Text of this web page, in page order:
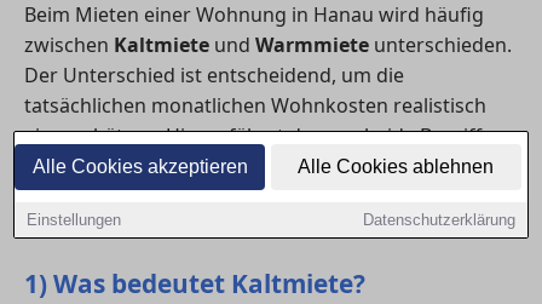
Alle Cookies akzeptieren Alle Cookies ablehnen
Einstellungen Datenschutzerklärung
Beim Mieten einer Wohnung in Hanau wird häufig
zwischen Kaltmiete und Warmmiete unterschieden.
Der Unterschied ist entscheidend, um die
tatsächlichen monatlichen Wohnkosten realistisch
einzuschätzen. Hier erfährst du, was beide Begriffe
genau bedeuten, welche Nebenkosten dazugehören
– und worauf du bei deiner Mietkalkulation achten
solltest.
1) Was bedeutet Kaltmiete?